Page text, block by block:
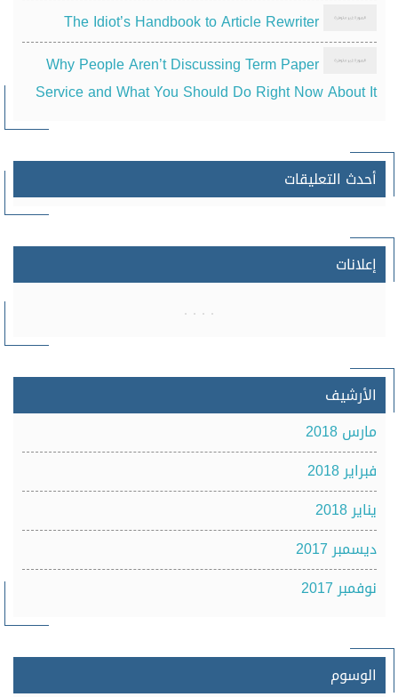
The Idiot’s Handbook to Article Rewriter
Why People Aren’t Discussing Term Paper
Service and What You Should Do Right Now About It
أحدث التعليقات
إعلانات
الأرشيف
مارس 2018
فبراير 2018
يناير 2018
ديسمبر 2017
نوفمبر 2017
الوسوم